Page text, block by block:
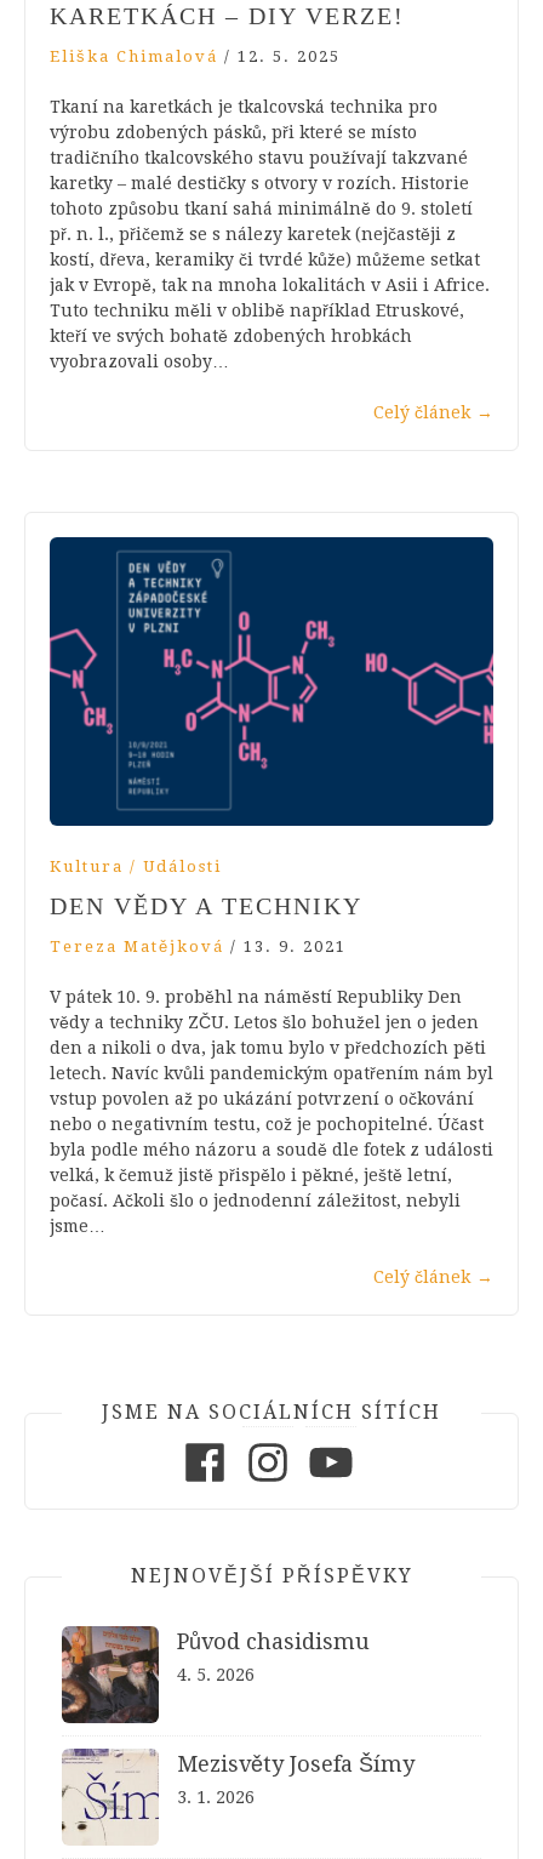
KARETKÁCH – DIY VERZE!
Eliška Chimalová / 12. 5. 2025
Tkaní na karetkách je tkalcovská technika pro
výrobu zdobených pásků, při které se místo
tradičního tkalcovského stavu používají takzvané
karetky – malé destičky s otvory v rozích. Historie
tohoto způsobu tkaní sahá minimálně do 9. století
př. n. l., přičemž se s nálezy karetek (nejčastěji z
kostí, dřeva, keramiky či tvrdé kůže) můžeme setkat
jak v Evropě, tak na mnoha lokalitách v Asii i Africe.
Tuto techniku měli v oblibě například Etruskové,
kteří ve svých bohatě zdobených hrobkách
vyobrazovali osoby…
Celý článek →
Kultura / Události
DEN VĚDY A TECHNIKY
Tereza Matějková / 13. 9. 2021
V pátek 10. 9. proběhl na náměstí Republiky Den
vědy a techniky ZČU. Letos šlo bohužel jen o jeden
den a nikoli o dva, jak tomu bylo v předchozích pěti
letech. Navíc kvůli pandemickým opatřením nám byl
vstup povolen až po ukázání potvrzení o očkování
nebo o negativním testu, což je pochopitelné. Účast
byla podle mého názoru a soudě dle fotek z události
velká, k čemuž jistě přispělo i pěkné, ještě letní,
počasí. Ačkoli šlo o jednodenní záležitost, nebyli
jsme…
Celý článek →
JSME NA SOCIÁLNÍCH SÍTÍCH
NEJNOVĚJŠÍ PŘÍSPĚVKY
Původ chasidismu
4. 5. 2026
Mezisvěty Josefa Šímy
3. 1. 2026